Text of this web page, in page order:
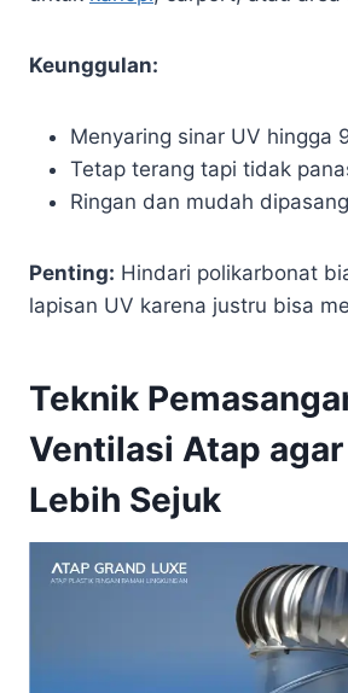
Keunggulan:
Menyaring sinar UV hingga
Tetap terang tapi tidak
Ringan dan mudah dipasang
Penting: Hindari polikarbonat
lapisan UV karena justru bisa
Teknik
Ventilasi Atap agar
Lebih Sejuk